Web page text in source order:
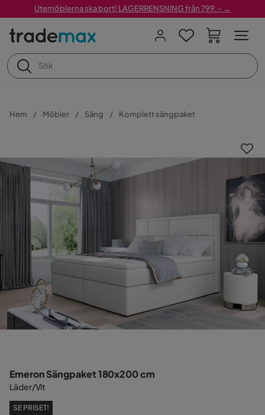
Utemöblerna ska bort! LAGERRENSNING från 799:– →
Hem Möbler Säng Komplett sängpaket
Emeron Sängpaket 180x200 cm
Läder/Vit
SE PRISET!